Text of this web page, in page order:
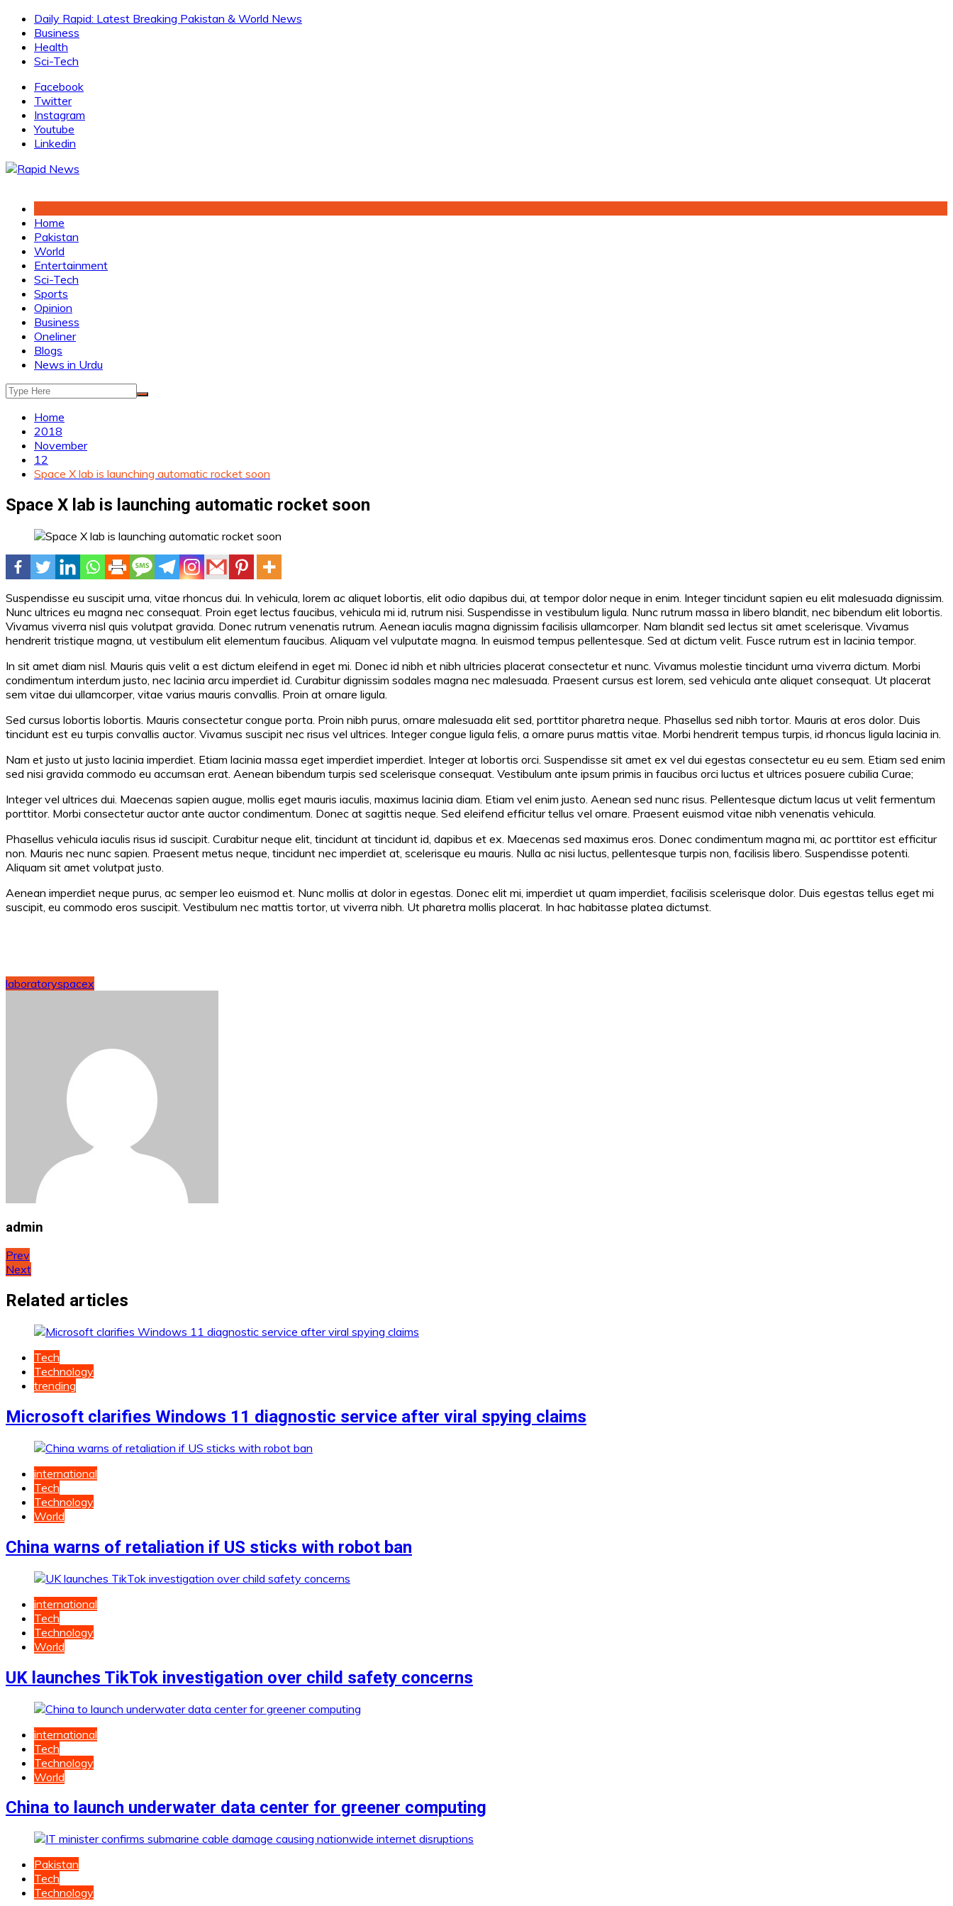
Skip
content
Daily Rapid: Latest Breaking Pakistan & World News
Business
Health
Sci-Tech
Facebook
Twitter
Instagram
Youtube
Linkedin
Home
Pakistan
World
Entertainment
Sci-Tech
Sports
Opinion
Business
Oneliner
Blogs
News in Urdu
Home
2018
November
12
Space X lab is launching automatic rocket soon
Space X lab is launching automatic rocket soon
Suspendisse eu suscipit urna, vitae rhoncus dui. In vehicula, lorem ac aliquet lobortis, elit odio dapibus dui, at tempor dolor neque in enim. Integer tincidunt sapien eu elit malesuada dignissim.
Nunc ultrices eu magna nec consequat. Proin eget lectus faucibus, vehicula mi id, rutrum nisi. Suspendisse in vestibulum ligula. Nunc rutrum massa in libero blandit, nec bibendum elit lobortis.
Vivamus viverra nisl quis volutpat gravida. Donec rutrum venenatis rutrum. Aenean iaculis magna dignissim facilisis ullamcorper. Nam blandit sed lectus sit amet scelerisque. Vivamus
hendrerit tristique magna, ut vestibulum elit elementum faucibus. Aliquam vel vulputate magna. In euismod tempus pellentesque. Sed at dictum velit. Fusce rutrum est in lacinia tempor.
In sit amet diam nisl. Mauris quis velit a est dictum eleifend in eget mi. Donec id nibh et nibh ultricies placerat consectetur et nunc. Vivamus molestie tincidunt urna viverra dictum. Morbi
condimentum interdum justo, nec lacinia arcu imperdiet id. Curabitur dignissim sodales magna nec malesuada. Praesent cursus est lorem, sed vehicula ante aliquet consequat. Ut placerat
sem vitae dui ullamcorper, vitae varius mauris convallis. Proin at ornare ligula.
Sed cursus lobortis lobortis. Mauris consectetur congue porta. Proin nibh purus, ornare malesuada elit sed, porttitor pharetra neque. Phasellus sed nibh tortor. Mauris at eros dolor. Duis
tincidunt est eu turpis convallis auctor. Vivamus suscipit nec risus vel ultrices. Integer congue ligula felis, a ornare purus mattis vitae. Morbi hendrerit tempus turpis, id rhoncus ligula lacinia in.
Nam et justo ut justo lacinia imperdiet. Etiam lacinia massa eget imperdiet imperdiet. Integer at lobortis orci. Suspendisse sit amet ex vel dui egestas consectetur eu eu sem. Etiam sed enim
sed nisi gravida commodo eu accumsan erat. Aenean bibendum turpis sed scelerisque consequat. Vestibulum ante ipsum primis in faucibus orci luctus et ultrices posuere cubilia Curae;
Integer vel ultrices dui. Maecenas sapien augue, mollis eget mauris iaculis, maximus lacinia diam. Etiam vel enim justo. Aenean sed nunc risus. Pellentesque dictum lacus ut velit fermentum
porttitor. Morbi consectetur auctor ante auctor condimentum. Donec at sagittis neque. Sed eleifend efficitur tellus vel ornare. Praesent euismod vitae nibh venenatis vehicula.
Phasellus vehicula iaculis risus id suscipit. Curabitur neque elit, tincidunt at tincidunt id, dapibus et ex. Maecenas sed maximus eros. Donec condimentum magna mi, ac porttitor est efficitur
non. Mauris nec nunc sapien. Praesent metus neque, tincidunt nec imperdiet at, scelerisque eu mauris. Nulla ac nisi luctus, pellentesque turpis non, facilisis libero. Suspendisse potenti.
Aliquam sit amet volutpat justo.
Aenean imperdiet neque purus, ac semper leo euismod et. Nunc mollis at dolor in egestas. Donec elit mi, imperdiet ut quam imperdiet, facilisis scelerisque dolor. Duis egestas tellus eget mi
suscipit, eu commodo eros suscipit. Vestibulum nec mattis tortor, ut viverra nibh. Ut pharetra mollis placerat. In hac habitasse platea dictumst.
laboratoryspacex
admin
Post
navigation
Prev
Next
Related articles
Tech
Technology
trending
Microsoft clarifies Windows 11 diagnostic service after viral spying claims
international
Tech
Technology
World
China warns of retaliation if US sticks with robot ban
international
Tech
Technology
World
UK launches TikTok investigation over child safety concerns
international
Tech
Technology
World
China to launch underwater data center for greener computing
Pakistan
Tech
Technology